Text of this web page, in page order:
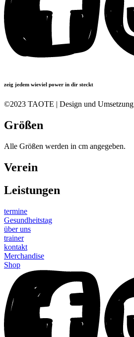
zeig jedem wieviel power in dir steckt
©2023 TAOTE | Design und Umsetzung
Größen
Alle Größen werden in cm angegeben.
Verein
Leistungen
termine
Gesundheitstag
über uns
trainer
kontakt
Merchandise
Shop